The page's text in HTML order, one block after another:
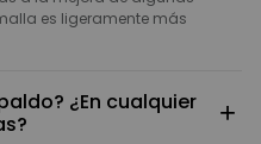
es ligeramente más
¿En cualquier
+